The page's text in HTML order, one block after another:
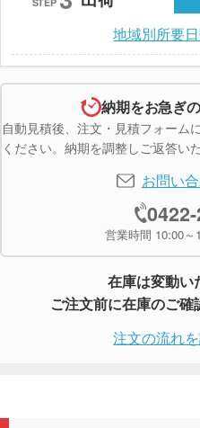
地域別所要
納期をお急ぎ
自動見積後、注文・見積フォーム
ください。納期を調整しご返答いた
お問い
営業時間 10:00～
在庫は変動い
ご注文前に在庫のご確
注文の流れ